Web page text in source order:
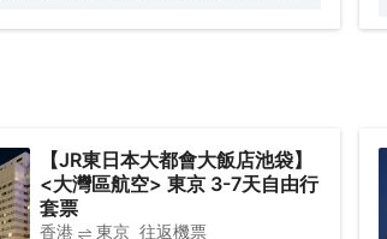
次櫛比的傳統陶藝坊的歷史名街
辜負當今奢華旅客對凱悅品質的期待。
【JR東日本大都會大飯店池袋】
<大灣區航空> 東京 3-7天自由行
套票
香港 東京 往返機票